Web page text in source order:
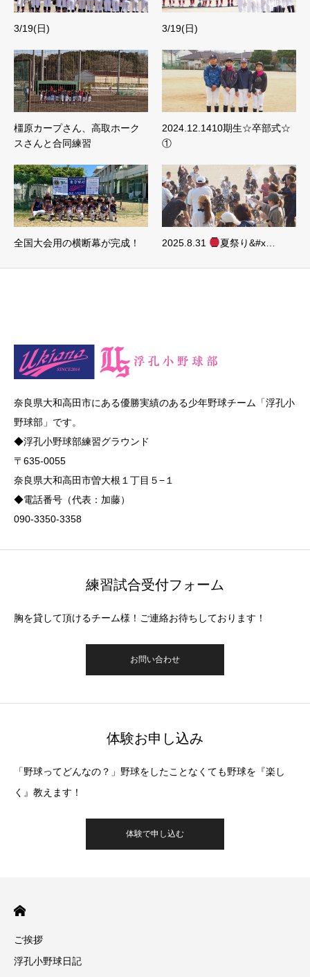
3/19(日) 3/19(日)
橿原カープさん、高取ホーク
スさんと合同練習
2024.12.1410期生☆卒部式☆
①
全国大会用の横断幕が完成！ 2025.8.31 夏祭り&#x…
奈良県大和高田市にある優勝実績のある少年野球チーム「浮孔小
野球部」です。
◆浮孔小野球部練習グラウンド
〒635-0055
奈良県大和高田市曽大根１丁目５−１
◆電話番号（代表：加藤）
090-3350-3358
練習試合受付フォーム
胸を貸して頂けるチーム様！ご連絡お待ちしております！
お問い合わせ
体験お申し込み
「野球ってどんなの？」野球をしたことなくても野球を『楽し
く』教えます！
体験で申し込む
ご挨拶
浮孔小野球日記